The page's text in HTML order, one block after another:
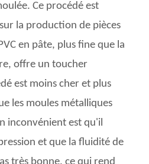
Ce procédé est
la production de pièces
en pâte, plus fine que la
offre un toucher
est moins cher et plus
les moules métalliques
inconvénient est qu'il
et que la fluidité de